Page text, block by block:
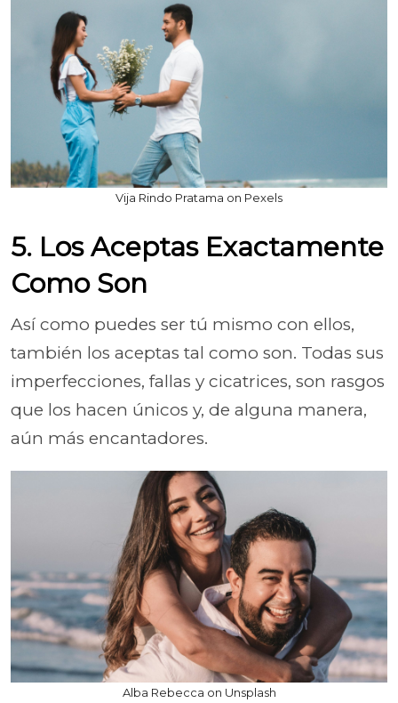
Vija Rindo Pratama on Pexels
5. Los Aceptas Exactamente
Como Son
Así como puedes ser tú mismo con ellos,
también los aceptas tal como son. Todas sus
imperfecciones, fallas y cicatrices, son rasgos
que los hacen únicos y, de alguna manera,
aún más encantadores.
Alba Rebecca on Unsplash